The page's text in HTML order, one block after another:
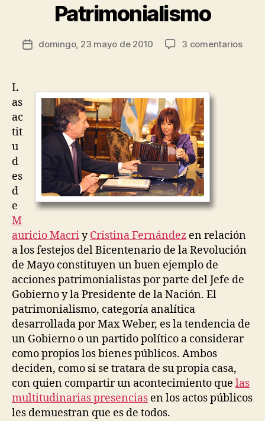
Categorías
P
O
L
T
I
A
Patrimonialismo
Autor
ú
g
u
e
z
Fechadomingo, 23 mayo de 2010 3 comentariosen
L
as
ac
tit
u
d
es
d
e
M
auricio MacriyCristina Fernández en relación
a los festejos del Bicentenario de la Revolución
de Mayo constituyen un buen ejemplo de
acciones patrimonialistas por parte del Jefe de
Gobierno y la Presidente de la Nación. El
patrimonialismo, categoría analítica
desarrollada por Max Weber, es la tendencia de
un Gobierno o un partido político a considerar
como propios los bienes públicos. Ambos
deciden, como si se tratara de su propia casa,
con quien compartir un acontecimiento que las
multitudinarias presencias en los actos públicos
les demuestran que es de todos.